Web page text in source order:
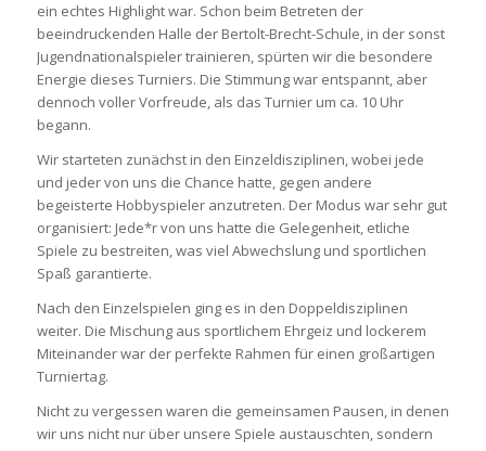
ein echtes Highlight war. Schon beim Betreten der
beeindruckenden Halle der Bertolt-Brecht-Schule, in der sonst
Jugendnationalspieler trainieren, spürten wir die besondere
Energie dieses Turniers. Die Stimmung war entspannt, aber
dennoch voller Vorfreude, als das Turnier um ca. 10 Uhr
begann.
Wir starteten zunächst in den Einzeldisziplinen, wobei jede
und jeder von uns die Chance hatte, gegen andere
begeisterte Hobbyspieler anzutreten. Der Modus war sehr gut
organisiert: Jede*r von uns hatte die Gelegenheit, etliche
Spiele zu bestreiten, was viel Abwechslung und sportlichen
Spaß garantierte.
Nach den Einzelspielen ging es in den Doppeldisziplinen
weiter. Die Mischung aus sportlichem Ehrgeiz und lockerem
Miteinander war der perfekte Rahmen für einen großartigen
Turniertag.
Nicht zu vergessen waren die gemeinsamen Pausen, in denen
wir uns nicht nur über unsere Spiele austauschten, sondern